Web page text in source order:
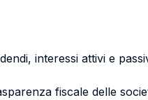
interessi attivi e
fiscale delle